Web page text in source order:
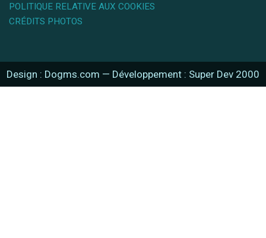
POLITIQUE RELATIVE AUX COOKIES
CRÉDITS PHOTOS
Design : Dogms.com — Développement : Super Dev 2000